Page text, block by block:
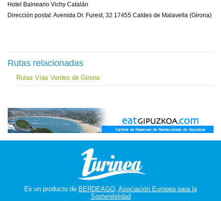
Hotel Balneario Vichy Catalán
Dirección postal: Avenida Dr. Furest, 32 17455 Caldes de Malavella (Girona)
Rutas relacionadas
Rutas Vías Verdes de Girona
Es un producto de BERDEAGO, Asociación Europea para la
Sostenibilidad